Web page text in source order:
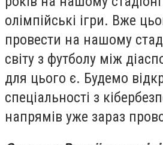
олімпійські ігри. Вже
провести на нашому
світу з футболу між
для цього є. Будемо
спеціальності з
напрямів уже зараз